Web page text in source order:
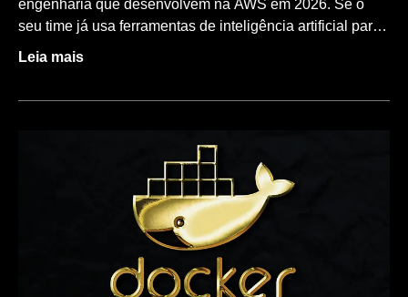
engenharia que desenvolvem na AWS em 2026. Se o
seu time já usa ferramentas de inteligência artificial para
escrever código, revisar entregas e automatizar
concorrente direto com um argumento forte: o Kiro, uma
plataforma de IA agêntica para desenvolvimento que
combina IDE e CLI em um único ambiente, construído
nativamente para integração com os serviços AWS. Para
times que já investiram no ecossistema Amazon, a
promessa é clara — menos fricção, mais velocidade e
onboarding acelerado. Neste post, comparamos Kiro vs
Leia mais